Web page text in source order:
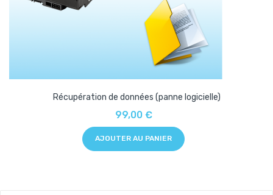
Récupération de données (panne logicielle)
99,00 €
AJOUTER AU PANIER